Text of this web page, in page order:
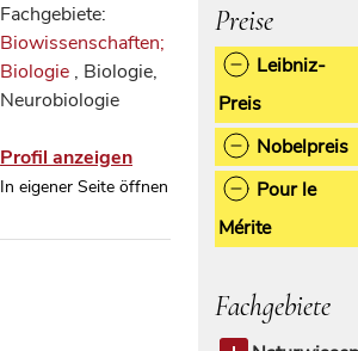
Fachgebiete:
Biowissenschaften;
Biologie , Biologie,
Neurobiologie
Profil anzeigen
In eigener Seite öffnen
Preise
Leibniz-
Preis
Nobelpreis
Pour le
Mérite
Fachgebiete